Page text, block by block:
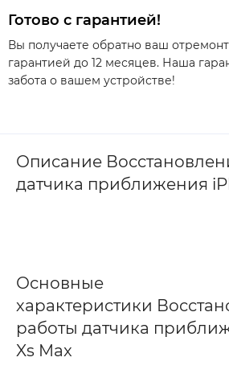
Готово с гарантией!
Вы получаете обратно ваш
гарантией до 12 месяцев. Наша
забота о вашем устройстве!
Описание
датчика приближения
Основные
характеристики
работы датчика
Xs Max